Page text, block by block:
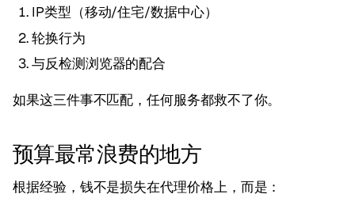
IP类型（移动/住宅/数据中心）
轮换行为
与反检测浏览器的配合
如果这三件事不匹配，任何服务都救不了你。
预算最常浪费的地方
根据经验，钱不是损失在代理价格上，而是：